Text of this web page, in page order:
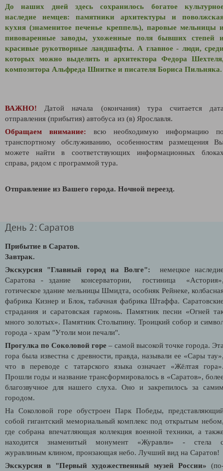
До наших дней здесь сохранилось богатое
наследие немцев: памятники архитектуры и
кухня (знаменитое печенье креппель), паровые мельницы
пивоваренные заводы, ухоженные поля бывших степей
красивые рукотворные ландшафты. А главное - люди,
которых можно выделить и архитектора Федора
композитора Альфреда Шнитке и писателя Бориса Пильняка.
ВАЖНО! Датой начала (окончания) тура считается
отправления (прибытия) автобуса из (в) Ярославля.
Обращаем внимание:
всю необходимую информацию
транспортному обслуживанию, особенностям размещения
можете найти в соответствующих информационных
справа, рядом с программой тура.
Отправление из Вашего города. Ночной переезд.
День 2: Саратов
Прибытие в Саратов.
Завтрак.
Экскурсия "Главный город на Волге": немецкое
Саратова - здание консерватории, гостиница
готическое здание мельницы Шмидта, особняк Рейнеке,
фабрика Кизнер и Блок, табачная фабрика Штаффа.
страдания и саратовская гармонь. Памятник песни «Огней
много золотых». Памятник Столыпину. Троицкий собор и
города - храм "Утоли мои печали".
Прогулка по Соколовой горе – самой высокой точке города.
гора была известна с древности, правда, называли ее «Сары
что в переводе с татарского языка означает «Жёлтая
Прошли годы и название трансформировалось в «Саратов»,
благозвучное для нашего слуха. Оно и закрепилось за
городом.
На Соколовой горе обустроен Парк Победы,
собой гигантский мемориальный комплекс под открытым
где собрана впечатляющая коллекция военной техники, а
находится знаменитый монумент «Журавли» - стела
журавлиным клином, пронзающая небо. Лучший вид на Саратов!
Экскурсия в "Первый художественный музей России»